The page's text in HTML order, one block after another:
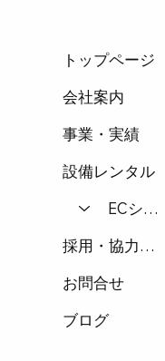
要な理由 パイプは自
トップページ
会社案内
事業・実績
設備レンタル
ECショップ
採用・協力会社
お問合せ
ブログ